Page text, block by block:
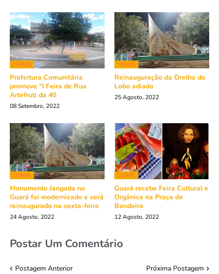
CIDADE
Prefeitura Comunitária
promove "I Feira de Rua
Artefruti da 40
08 Setembro, 2022
CIDADE
Reinauguração da Orelha do
Lobo adiada
25 Agosto, 2022
CIDADE
Monumento Jangada no
Guará foi modernizado e será
reinaugurado na sexta-feira
24 Agosto, 2022
CIDADE
Guará recebe Feira Cultural e
Orgânica na Praça da
Bandeira
12 Agosto, 2022
Postar Um Comentário
Postagem Anterior Próxima Postagem